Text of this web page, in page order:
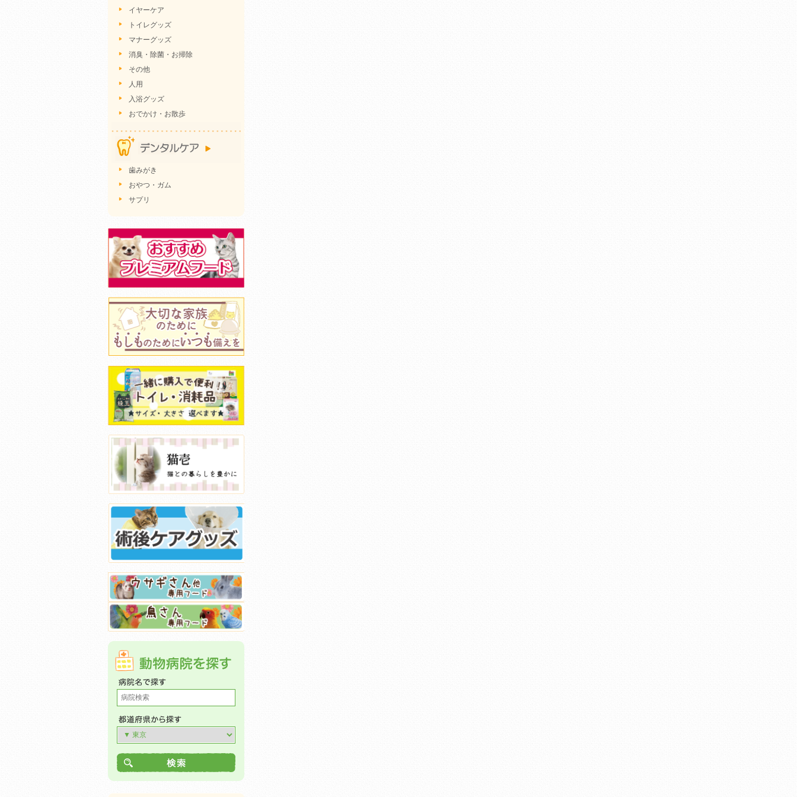
イヤーケア
トイレグッズ
マナーグッズ
消臭・除菌・お掃除
その他
人用
入浴グッズ
おでかけ・お散歩
歯みがき
おやつ・ガム
サプリ